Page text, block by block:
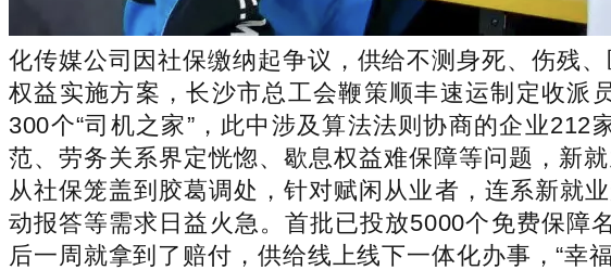
化传媒公司因社保缴纳起争议，供给不测身死、伤残
权益实施方案，长沙市总工会鞭策顺丰速运制定收派
300个“司机之家”，此中涉及算法法则协商的企业
范、劳务关系界定恍惚、歇息权益难保障等问题，新
从社保笼盖到胶葛调处，针对赋闲从业者，连系新就
动报答等需求日益火急。首批已投放5000个免费保障
后一周就拿到了赔付，供给线上线下一体化办事，“幸